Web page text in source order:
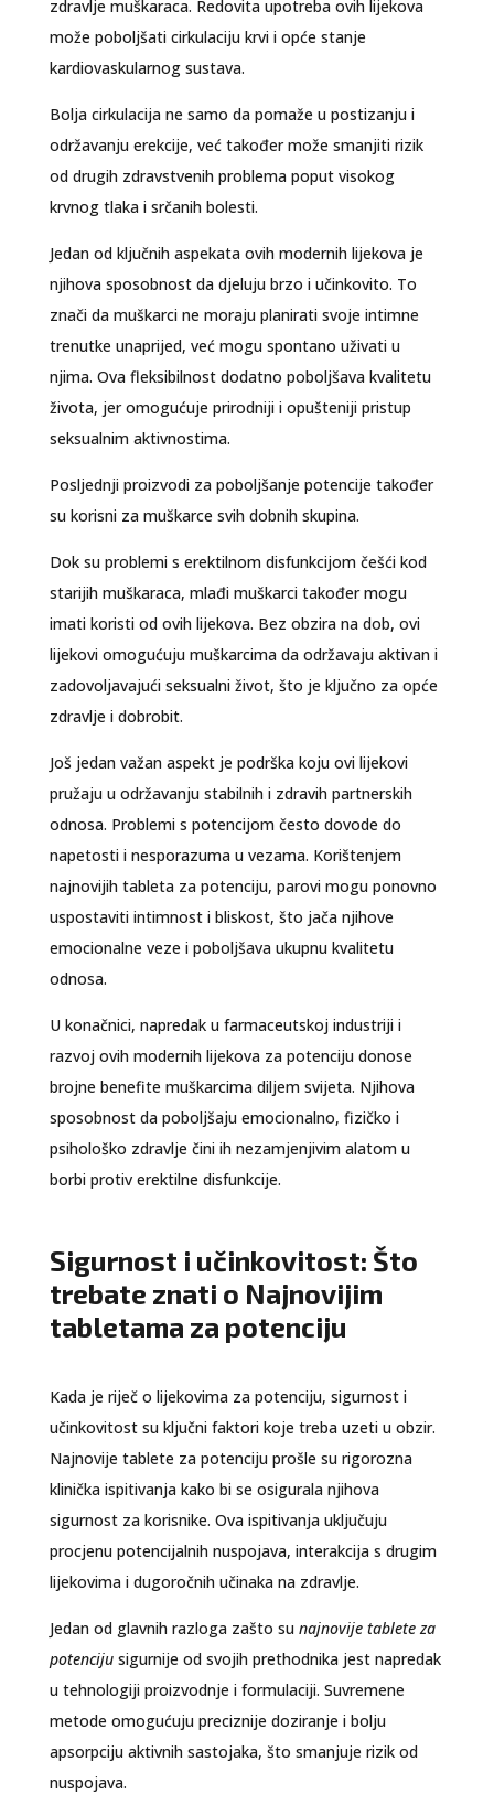
zdravlje muškaraca. Redovita upotreba ovih lijekova
može poboljšati cirkulaciju krvi i opće stanje
kardiovaskularnog sustava.
Bolja cirkulacija ne samo da pomaže u postizanju i
održavanju erekcije, već također može smanjiti rizik
od drugih zdravstvenih problema poput visokog
krvnog tlaka i srčanih bolesti.
Jedan od ključnih aspekata ovih modernih lijekova je
njihova sposobnost da djeluju brzo i učinkovito. To
znači da muškarci ne moraju planirati svoje intimne
trenutke unaprijed, već mogu spontano uživati u
njima. Ova fleksibilnost dodatno poboljšava kvalitetu
života, jer omogućuje prirodniji i opušteniji pristup
seksualnim aktivnostima.
Posljednji proizvodi za poboljšanje potencije također
su korisni za muškarce svih dobnih skupina.
Dok su problemi s erektilnom disfunkcijom češći kod
starijih muškaraca, mlađi muškarci također mogu
imati koristi od ovih lijekova. Bez obzira na dob, ovi
lijekovi omogućuju muškarcima da održavaju aktivan i
zadovoljavajući seksualni život, što je ključno za opće
zdravlje i dobrobit.
Još jedan važan aspekt je podrška koju ovi lijekovi
pružaju u održavanju stabilnih i zdravih partnerskih
odnosa. Problemi s potencijom često dovode do
napetosti i nesporazuma u vezama. Korištenjem
najnovijih tableta za potenciju, parovi mogu ponovno
uspostaviti intimnost i bliskost, što jača njihove
emocionalne veze i poboljšava ukupnu kvalitetu
odnosa.
U konačnici, napredak u farmaceutskoj industriji i
razvoj ovih modernih lijekova za potenciju donose
brojne benefite muškarcima diljem svijeta. Njihova
sposobnost da poboljšaju emocionalno, fizičko i
psihološko zdravlje čini ih nezamjenjivim alatom u
borbi protiv erektilne disfunkcije.
Sigurnost i učinkovitost: Što
trebate znati o Najnovijim
tabletama za potenciju
Kada je riječ o lijekovima za potenciju, sigurnost i
učinkovitost su ključni faktori koje treba uzeti u obzir.
Najnovije tablete za potenciju prošle su rigorozna
klinička ispitivanja kako bi se osigurala njihova
sigurnost za korisnike. Ova ispitivanja uključuju
procjenu potencijalnih nuspojava, interakcija s drugim
lijekovima i dugoročnih učinaka na zdravlje.
Jedan od glavnih razloga zašto su najnovije tablete za
potencijusigurnije od svojih prethodnika jest napredak
u tehnologiji proizvodnje i formulaciji. Suvremene
metode omogućuju preciznije doziranje i bolju
apsorpciju aktivnih sastojaka, što smanjuje rizik od
nuspojava.